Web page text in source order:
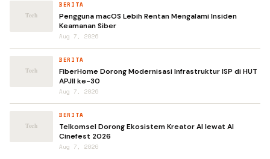
BERITA
Pengguna macOS Lebih Rentan Mengalami Insiden
Keamanan Siber
Aug 7, 2026
BERITA
FiberHome Dorong Modernisasi Infrastruktur ISP di HUT
APJII ke-30
Aug 7, 2026
BERITA
Telkomsel Dorong Ekosistem Kreator AI lewat AI
Cinefest 2026
Aug 7, 2026